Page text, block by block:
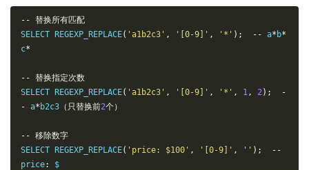
-- 替换所有匹配
SELECT REGEXP_REPLACE( 'a1b2c3' , '[0-9]' , '*' ); -- a* b*
c*
-- 替换指定次数
SELECT REGEXP_REPLACE( 'a1b2c3' , '[0-9]' , '*' , 1, 2);
-
- a* b2c3 （只替换前2个）
-- 移除数字
SELECT REGEXP_REPLACE( 'price: $100' , '[0-9]' , '' );
--
price: $